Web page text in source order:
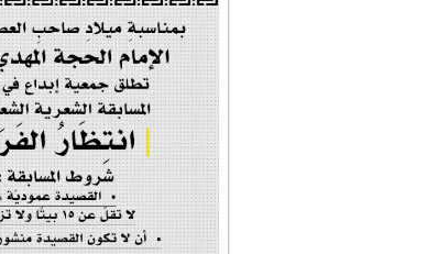
| #فخر_المخدرات |
#صحيفة_المؤمن
إحتفالية #رياحين...
إحتفالية تكريم ا...